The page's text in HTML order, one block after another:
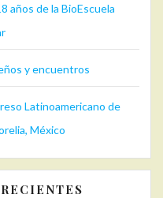
años de la BioEscuela
y encuentros
Latinoamericano de
México